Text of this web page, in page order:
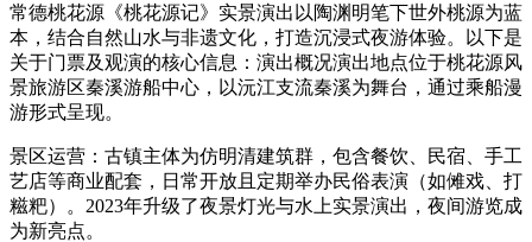
常德桃花源《桃花源记》实景演出以陶渊明笔下世外桃源为蓝
本，结合自然山水与非遗文化，打造沉浸式夜游体验。以下是
关于门票及观演的核心信息：演出概况演出地点位于桃花源风
景旅游区秦溪游船中心，以沅江支流秦溪为舞台，通过乘船漫
游形式呈现。
景区运营：古镇主体为仿明清建筑群，包含餐饮、民宿、手工
艺店等商业配套，日常开放且定期举办民俗表演（如傩戏、打
糍粑）。2023年升级了夜景灯光与水上实景演出，夜间游览成
为新亮点。